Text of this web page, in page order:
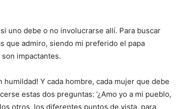
uno debe o no involucrarse allí. Para buscar
que ad­miro, siendo mi prefe­rido el papa
impactantes.
Y cada hombre, cada mujer que debe
estas dos preguntas: ‘¿Amo yo a mi pueblo,
otros, los diferentes puntos de vista, para